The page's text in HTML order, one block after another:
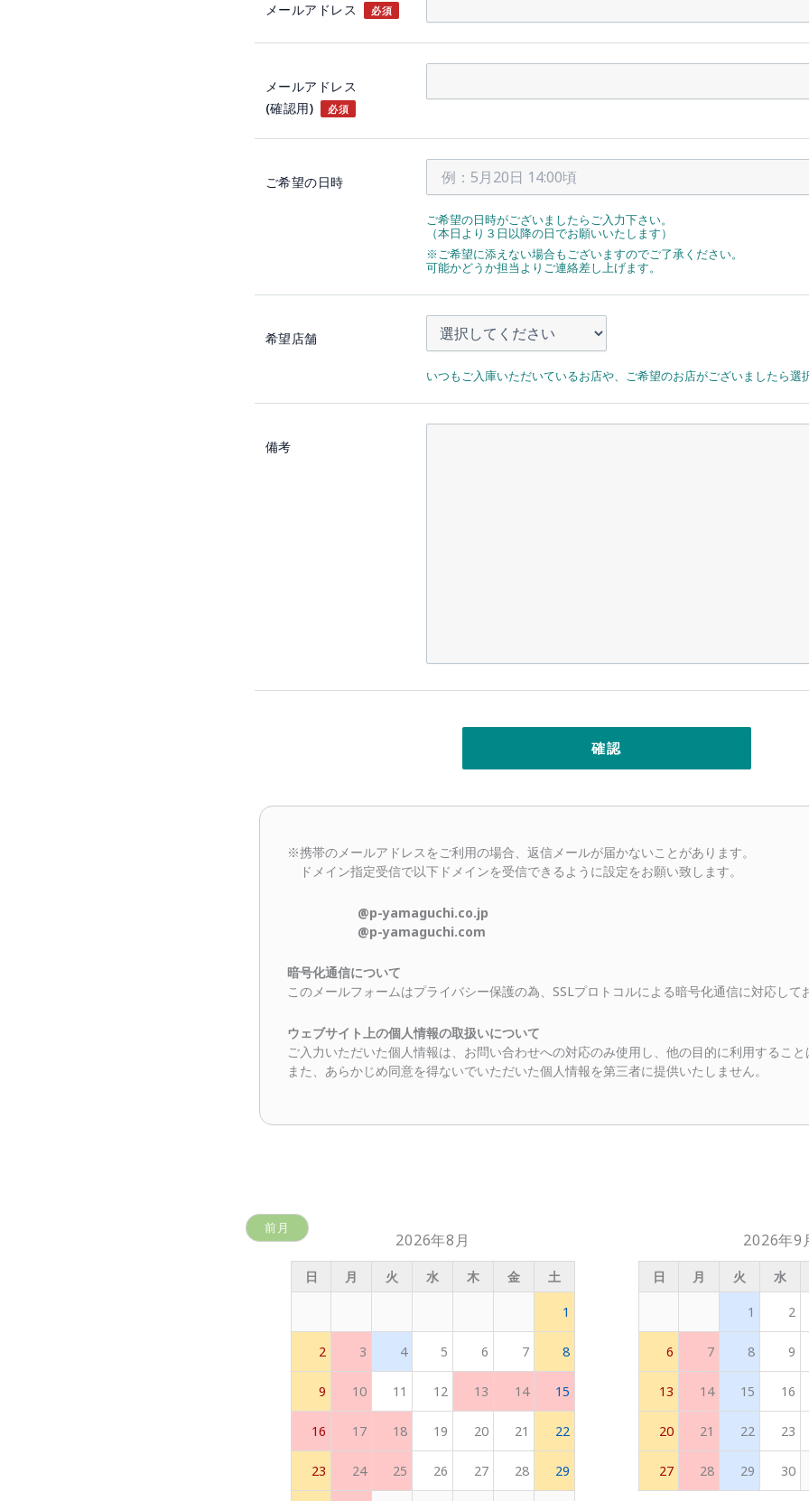
メールアドレス 必須
メールアドレス
(確認用)
必須
ご希望の日時
ご希望の日時がございましたらご入力下さい。
（本日より３日以降の日でお願いいたします）
※ご希望に添えない場合もございますのでご了承ください。
可能かどうか担当よりご連絡差し上げます。
希望店舗
いつもご入庫いただいているお店や、ご希望のお店がございましたら選
備考
※携帯のメールアドレスをご利用の場合、返信メールが届かないことがあります。
ドメイン指定受信で以下ドメインを受信できるように設定をお願い致します。
@p-yamaguchi.co.jp
@p-yamaguchi.com
暗号化通信について
このメールフォームはプライバシー保護の為、SSLプロトコルによる暗号化通信に対応して
ウェブサイト上の個人情報の取扱いについて
ご入力いただいた個人情報は、お問い合わせへの対応のみ使用し、他の目的に利用するこ
また、あらかじめ同意を得ないでいただいた個人情報を第三者に提供いたしません。
前月
2026年8月
日 月 火 水 木 金 土
1
2 3 4 5 6 7 8
9 10 11 12 13 14 15
16 17 18 19 20 21 22
23 24 25 26 27 28 29
2026年9
日 月 火 水
1 2
6 7 8 9
13 14 15 16
20 21 22 23
27 28 29 30